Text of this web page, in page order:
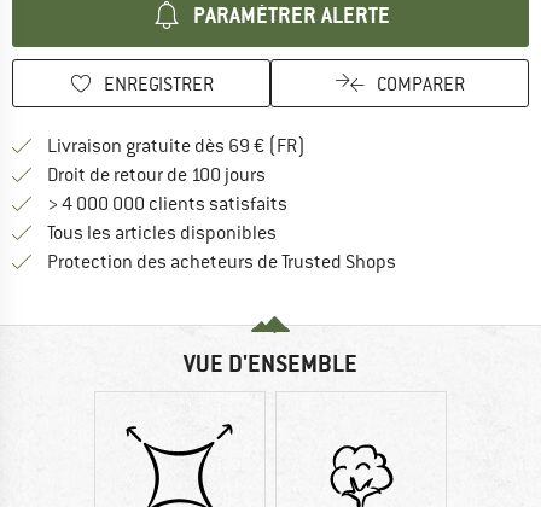
PARAMÉTRER ALERTE
ENREGISTRER COMPARER
Livraison gratuite dès 69 € (FR)
Droit de retour de 100 jours
> 4 000 000 clients satisfaits
Tous les articles disponibles
Protection des acheteurs de Trusted Shops
VUE D'ENSEMBLE